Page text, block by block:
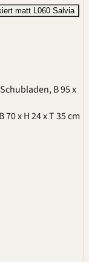
matt L060 Salvia
B 95 x
x H 24 x T 35 cm